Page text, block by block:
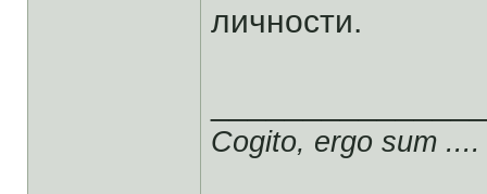
личности.
Cogito, ergo sum ....